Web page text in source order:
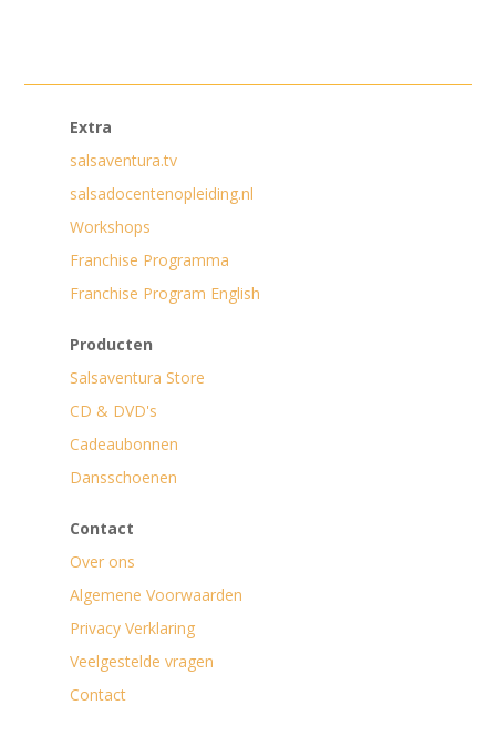
Extra
salsaventura.tv
salsadocentenopleiding.nl
Workshops
Franchise Programma
Franchise Program English
Producten
Salsaventura Store
CD & DVD's
Cadeaubonnen
Dansschoenen
Contact
Over ons
Algemene Voorwaarden
Privacy Verklaring
Veelgestelde vragen
Contact